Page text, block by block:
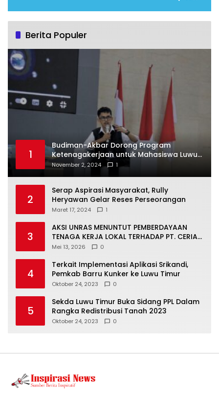
Berita Populer
1
Budiman-Akbar Dorong Program
Ketenagakerjaan untuk Mahasiswa Luwu
Timur, Juru Bicara: Ini Peluang Nyata bagi
November 2, 2024 1
2
Serap Aspirasi Masyarakat, Rully
Heryawan Gelar Reses Perseorangan
Maret 17, 2024 1
3
AKSI UNRAS MENUNTUT PEMBERDAYAAN
TENAGA KERJA LOKAL TERHADAP PT. CERIA
NUGRAHA LESTARI
Mei 13, 2026 0
4
Terkait Implementasi Aplikasi Srikandi,
Pemkab Barru Kunker ke Luwu Timur
Oktober 24, 2023 0
5
Sekda Luwu Timur Buka Sidang PPL Dalam
Rangka Redistribusi Tanah 2023
Oktober 24, 2023 0